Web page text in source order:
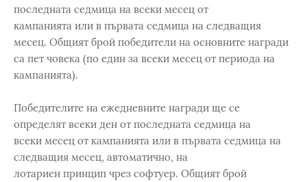
последната седмица на всеки месец от
кампанията или в първата седмица на следващия
месец. Общият брой победители на основните награди
са пет човека (по един за всеки месец от периода на
кампанията).
Победителите на ежедневните награди ще се
определят всеки ден от последната седмица на
всеки месец от кампанията или в първата седмица на
следващия месец, автоматично, на
лотариен принцип чрез софтуер. Общият брой